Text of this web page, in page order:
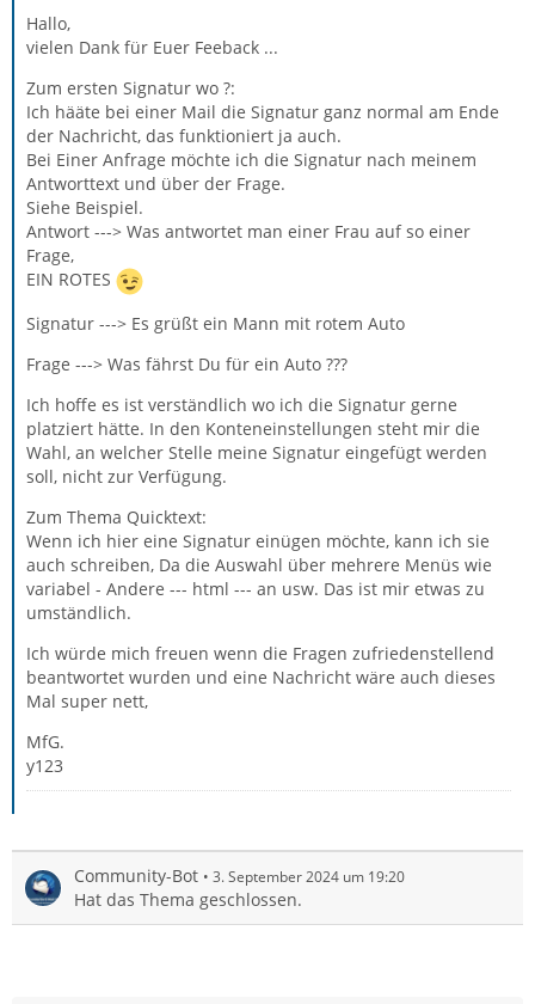
Hallo,
vielen Dank für Euer Feeback ...
Zum ersten Signatur wo ?:
Ich hääte bei einer Mail die Signatur ganz normal am Ende
der Nachricht, das funktioniert ja auch.
Bei Einer Anfrage möchte ich die Signatur nach meinem
Antworttext und über der Frage.
Siehe Beispiel.
Antwort ---> Was antwortet man einer Frau auf so einer
Frage,
EIN ROTES
Signatur ---> Es grüßt ein Mann mit rotem Auto
Frage ---> Was fährst Du für ein Auto ???
Ich hoffe es ist verständlich wo ich die Signatur gerne
platziert hätte. In den Konteneinstellungen steht mir die
Wahl, an welcher Stelle meine Signatur eingefügt werden
soll, nicht zur Verfügung.
Zum Thema Quicktext:
Wenn ich hier eine Signatur einügen möchte, kann ich sie
auch schreiben, Da die Auswahl über mehrere Menüs wie
variabel - Andere --- html --- an usw. Das ist mir etwas zu
umständlich.
Ich würde mich freuen wenn die Fragen zufriedenstellend
beantwortet wurden und eine Nachricht wäre auch dieses
Mal super nett,
MfG.
y123
Community-Bot 3. September 2024 um 19:20
Hat das Thema geschlossen.